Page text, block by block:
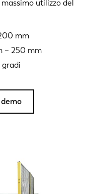
utilizzo del
mm
– 250 mm
gradi